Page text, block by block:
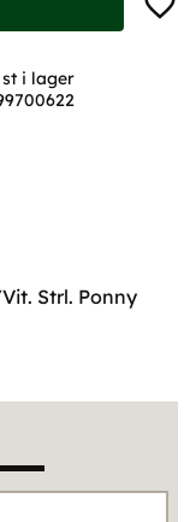
st i lager
Strl. Ponny